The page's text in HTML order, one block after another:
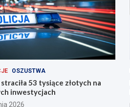
OSZUSTWA
53 tysiące złotych na
inwestycjach
2026